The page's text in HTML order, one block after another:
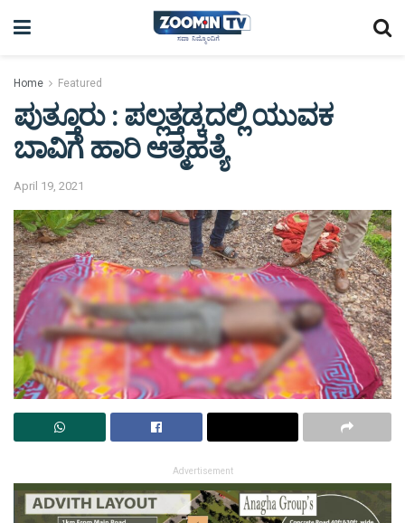
Home Featured
ಪುತ್ತೂರು : ಪಲ್ಲತ್ತಡ್ಕದಲ್ಲಿ ಯುವಕ
ಬಾವಿಗೆ ಹಾರಿ ಆತ್ಮಹತ್ಯೆ
April 19, 2021
Advertisement